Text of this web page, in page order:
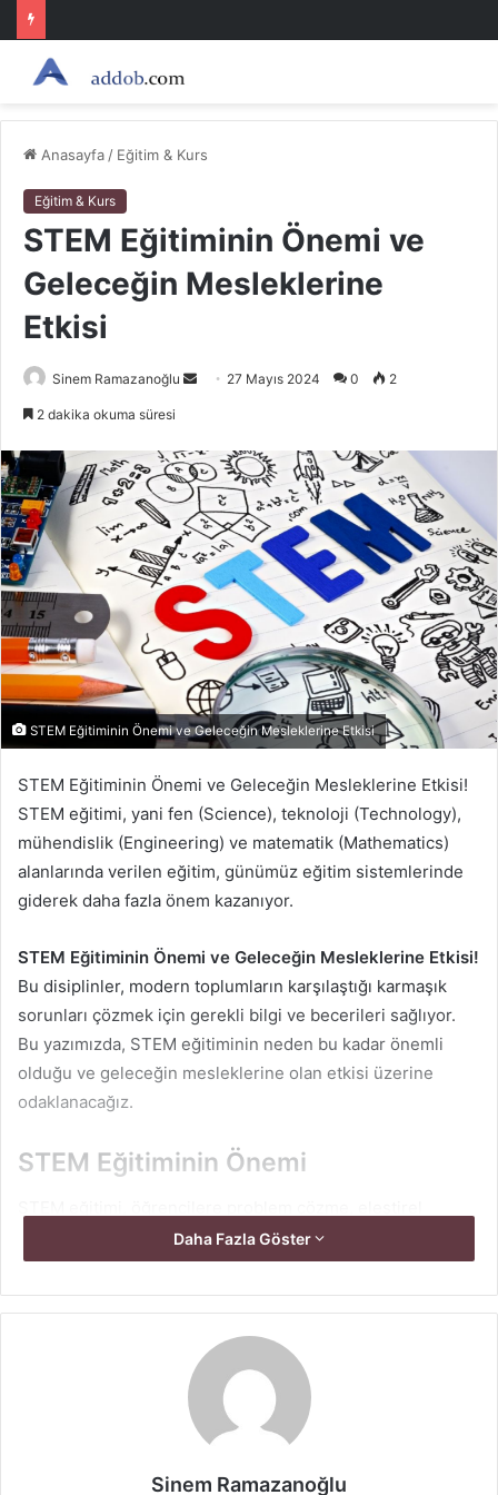
Anasayfa / Eğitim & Kurs
Eğitim & Kurs
STEM Eğitiminin Önemi ve
Geleceğin Mesleklerine
Etkisi
Sinem Ramazanoğlu
Bir
göndermek
27 Mayıs 2024 0 2
2 dakika okuma süresi
STEM Eğitiminin Önemi ve Geleceğin Mesleklerine Etkisi
STEM Eğitiminin Önemi ve Geleceğin Mesleklerine Etkisi!
STEM eğitimi, yani fen (Science), teknoloji (Technology),
mühendislik (Engineering) ve matematik (Mathematics)
alanlarında verilen eğitim, günümüz eğitim sistemlerinde
giderek daha fazla önem kazanıyor.
STEM Eğitiminin Önemi ve Geleceğin Mesleklerine Etkisi!
Bu disiplinler, modern toplumların karşılaştığı karmaşık
sorunları çözmek için gerekli bilgi ve becerileri sağlıyor.
Bu yazımızda, STEM eğitiminin neden bu kadar önemli
olduğu ve geleceğin mesleklerine olan etkisi üzerine
odaklanacağız.
STEM Eğitiminin Önemi
düşünme ve yaratıcılık gibi beceriler kazandırarak onları
geleceğe hazırlıyor. Bu beceriler, yalnızca bilim ve
teknoloji alanlarında değil, aynı zamanda günlük yaşamda
öğrencilerin analitik düşünme yeteneklerini
geliştirmelerine yardımcı olurken, onları yenilikçi çözümler
üretmeye teşvik ediyor.
Daha Fazla Göster
Sinem Ramazanoğlu